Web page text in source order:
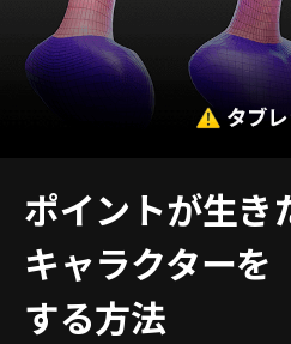
ポイントが生き
キャラクターを
する方法